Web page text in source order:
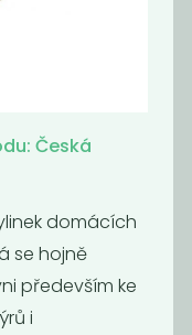
599Kč
Česká
domácích
se hojně
především ke
i